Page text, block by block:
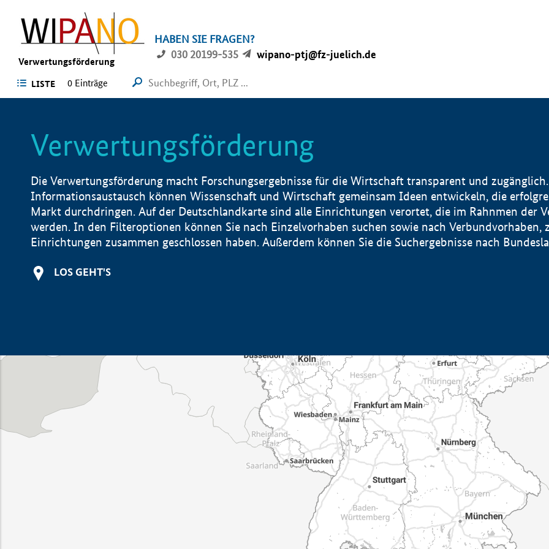
Verwertungsförderung
HABEN SIE FRAGEN?
030 20199-535
wipano-ptj@fz-juelich.de
LISTE 0 Einträge
Verwertungsförderung
Die Verwertungsförderung macht Forschungsergebnisse für die Wirtschaft transparent und
Informationsaustausch können Wissenschaft und Wirtschaft gemeinsam Ideen entwickeln, die
Markt durchdringen. Auf der Deutschlandkarte sind alle Einrichtungen verortet, die im Rahnmen der
werden. In den Filteroptionen können Sie nach Einzelvorhaben suchen sowie nach Verbundvorhaben,
Einrichtungen zusammen geschlossen haben. Außerdem können Sie die Suchergebnisse nach
LOS GEHT'S